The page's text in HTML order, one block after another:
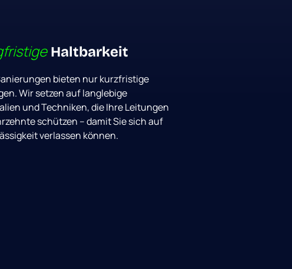
Haltbarkeit
bieten nur
Wir setzen auf
und Techniken, die Ihre
schützen – damit Sie sich
verlassen können.